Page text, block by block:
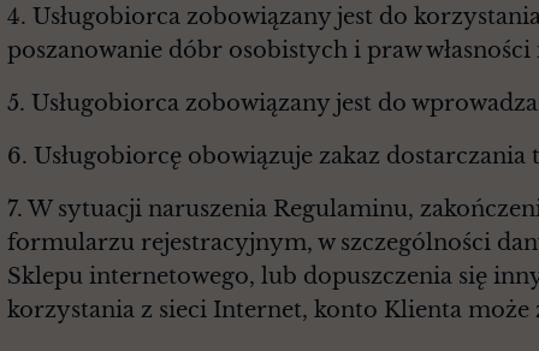
4. Usługobiorca zobowiązany jest do
poszanowanie dóbr osobistych i praw
5. Usługobiorca zobowiązany jest do
6. Usługobiorcę obowiązuje zakaz
7. W sytuacji naruszenia Regulaminu,
formularzu rejestracyjnym, w szczególności
Sklepu internetowego, lub dopuszczenia się
korzystania z sieci Internet, konto Klienta